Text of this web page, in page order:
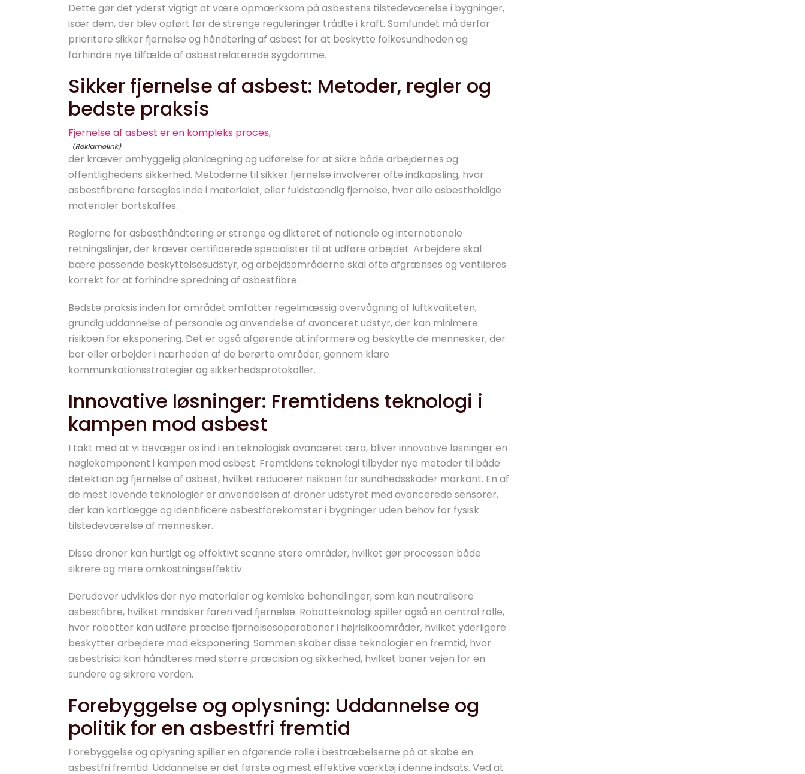
Dette gør det yderst vigtigt at være opmærksom på asbestens tilstedeværelse i bygninger,
især dem, der blev opført før de strenge reguleringer trådte i kraft. Samfundet må derfor
prioritere sikker fjernelse og håndtering af asbest for at beskytte folkesundheden og
forhindre nye tilfælde af asbestrelaterede sygdomme.
Sikker fjernelse af asbest: Metoder, regler og
bedste praksis
Fjernelse af asbest er en kompleks proces,
der kræver omhyggelig planlægning og udførelse for at sikre både arbejdernes og
offentlighedens sikkerhed. Metoderne til sikker fjernelse involverer ofte indkapsling, hvor
asbestfibrene forsegles inde i materialet, eller fuldstændig fjernelse, hvor alle asbestholdige
materialer bortskaffes.
Reglerne for asbesthåndtering er strenge og dikteret af nationale og internationale
retningslinjer, der kræver certificerede specialister til at udføre arbejdet. Arbejdere skal
bære passende beskyttelsesudstyr, og arbejdsområderne skal ofte afgrænses og ventileres
korrekt for at forhindre spredning af asbestfibre.
Bedste praksis inden for området omfatter regelmæssig overvågning af luftkvaliteten,
grundig uddannelse af personale og anvendelse af avanceret udstyr, der kan minimere
risikoen for eksponering. Det er også afgørende at informere og beskytte de mennesker, der
bor eller arbejder i nærheden af de berørte områder, gennem klare
kommunikationsstrategier og sikkerhedsprotokoller.
Innovative løsninger: Fremtidens teknologi i
kampen mod asbest
I takt med at vi bevæger os ind i en teknologisk avanceret æra, bliver innovative løsninger en
nøglekomponent i kampen mod asbest. Fremtidens teknologi tilbyder nye metoder til både
detektion og fjernelse af asbest, hvilket reducerer risikoen for sundhedsskader markant. En af
de mest lovende teknologier er anvendelsen af droner udstyret med avancerede sensorer,
der kan kortlægge og identificere asbestforekomster i bygninger uden behov for fysisk
tilstedeværelse af mennesker.
Disse droner kan hurtigt og effektivt scanne store områder, hvilket gør processen både
sikrere og mere omkostningseffektiv.
Derudover udvikles der nye materialer og kemiske behandlinger, som kan neutralisere
asbestfibre, hvilket mindsker faren ved fjernelse. Robotteknologi spiller også en central rolle,
hvor robotter kan udføre præcise fjernelsesoperationer i højrisikoområder, hvilket yderligere
beskytter arbejdere mod eksponering. Sammen skaber disse teknologier en fremtid, hvor
asbestrisici kan håndteres med større præcision og sikkerhed, hvilket baner vejen for en
sundere og sikrere verden.
Forebyggelse og oplysning: Uddannelse og
politik for en asbestfri fremtid
Forebyggelse og oplysning spiller en afgørende rolle i bestræbelserne på at skabe en
asbestfri fremtid. Uddannelse er det første og mest effektive værktøj i denne indsats. Ved at